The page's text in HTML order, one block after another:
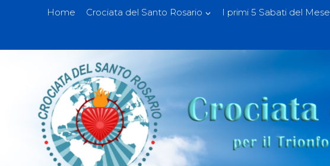
Home Crociata del Santo Rosario I primi 5 Sabati del Mese